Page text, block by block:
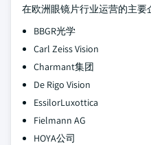
在欧洲眼镜片行业运营的主要
BBGR光学
Carl Zeiss Vision
Charmant集团
De Rigo Vision
EssilorLuxottica
Fielmann AG
HOYA公司